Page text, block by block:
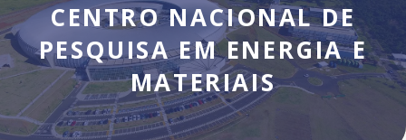
CENTRO NACIONAL DE
PESQUISA EM ENERGIA E
MATERIAIS